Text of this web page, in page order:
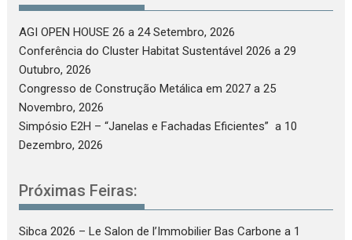
AGI OPEN HOUSE 26 a 24 Setembro, 2026
Conferência do Cluster Habitat Sustentável 2026 a 29
Outubro, 2026
Congresso de Construção Metálica em 2027 a 25
Novembro, 2026
Simpósio E2H – “Janelas e Fachadas Eficientes” a 10
Dezembro, 2026
Próximas Feiras:
Sibca 2026 – Le Salon de l’Immobilier Bas Carbone a 1